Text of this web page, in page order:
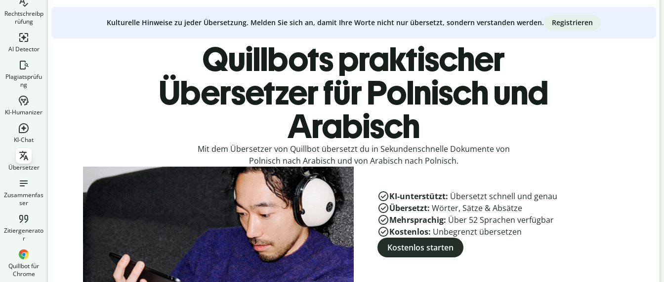
Rechtschreibp
rüfung
AI Detector
Plagiatsprüfu
ng
KI-Humanizer
KI-Chat
Übersetzer
Zusammenfas
ser
Zitiergenerato
r
Quillbot für
Chrome
Kulturelle Hinweise zu jeder Übersetzung. Melden Sie sich an, damit Ihre Worte nicht nur übersetzt, sondern verstanden werden. Registrieren
Quillbots praktischer
Übersetzer für Polnisch und
Arabisch
Mit dem Übersetzer von Quillbot übersetzt du in Sekundenschnelle Dokumente von
Polnisch nach Arabisch und von Arabisch nach Polnisch.
KI-unterstützt: Übersetzt schnell und genau
Übersetzt: Wörter, Sätze & Absätze
Mehrsprachig: Über 52Sprachen verfügbar
Kostenlos: Unbegrenzt übersetzen
Kostenlos starten